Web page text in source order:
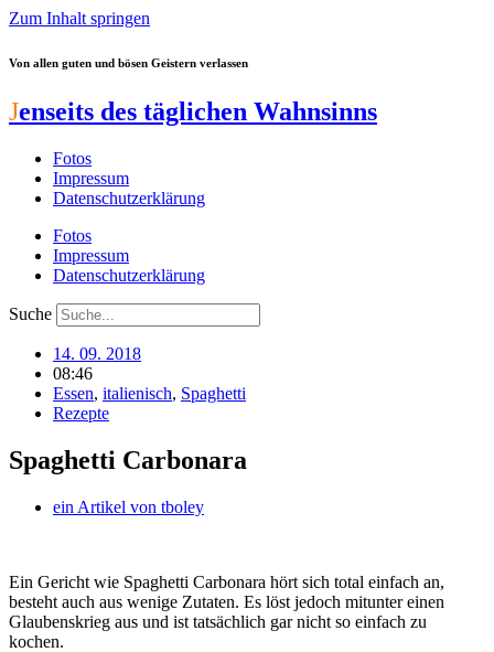
Zum Inhalt springen
Von allen guten und bösen Geistern verlassen
Jenseits des täglichen Wahnsinns
Fotos
Impressum
Datenschutzerklärung
Fotos
Impressum
Datenschutzerklärung
Suche
14. 09. 2018
08:46
Essen, italienisch, Spaghetti
Rezepte
Spaghetti Carbonara
ein Artikel von tboley
Ein Gericht wie Spaghetti Carbonara hört sich total einfach an,
besteht auch aus wenige Zutaten. Es löst jedoch mitunter einen
Glaubenskrieg aus und ist tatsächlich gar nicht so einfach zu
kochen.